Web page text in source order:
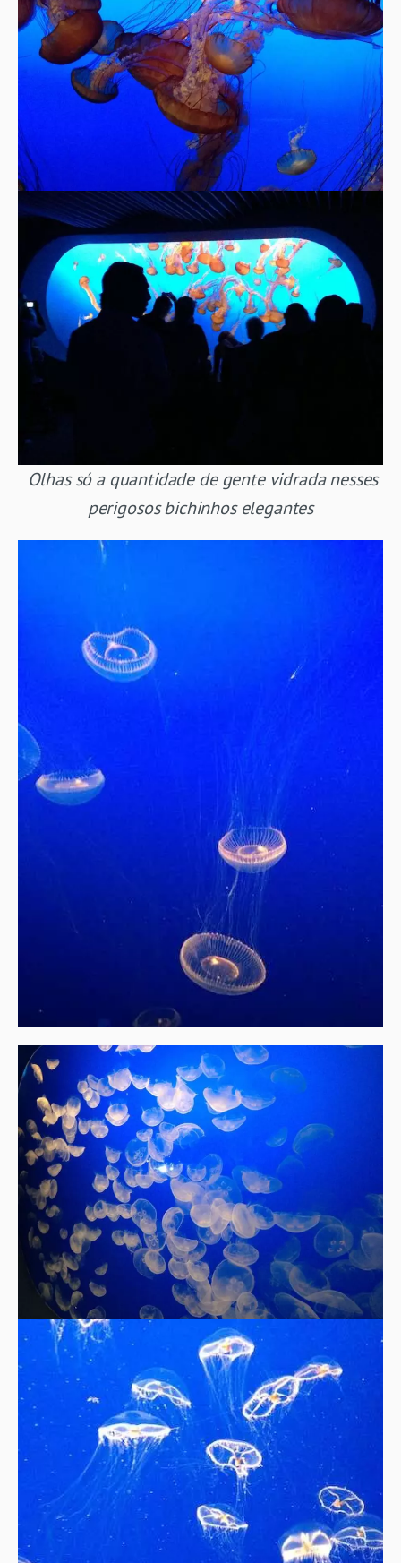
Olhas só a quantidade de gente vidrada nesses
perigosos bichinhos elegantes